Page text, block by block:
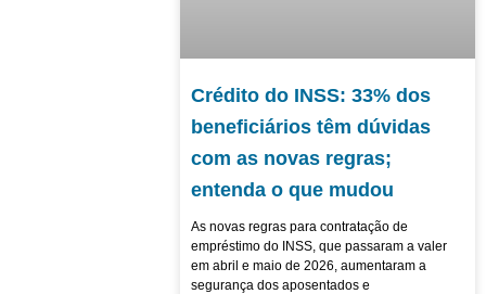
Crédito do INSS: 33% dos
beneficiários têm dúvidas
com as novas regras;
entenda o que mudou
As novas regras para contratação de
empréstimo do INSS, que passaram a valer
em abril e maio de 2026, aumentaram a
segurança dos aposentados e